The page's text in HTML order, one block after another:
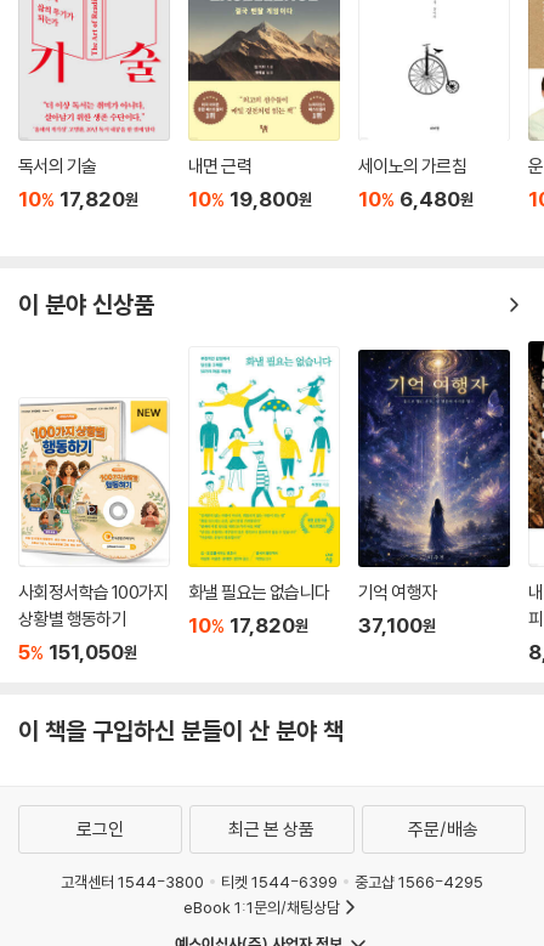
독서의 기술
10% 17,820원
내면 근력
10% 19,800원
세이노의 가르침
10% 6,480원
이 분야 신상품
사회정서학습 100가지
상황별 행동하기
5% 151,050원
화낼 필요는 없습니다
10% 17,820원
기억 여행자
37,100원
이 책을 구입하신 분들이 산 분야 책
로그인 최근 본 상품 주문/배송
고객센터 1544-3800 티켓 1544-6399
중고샵 1566-4295
eBook 1:1문의/채팅상담